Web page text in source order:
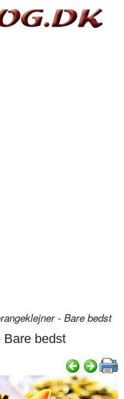
- Bare bedst
Bare bedst